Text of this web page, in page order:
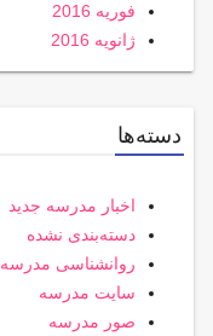
فوریه 2016
ژانویه 2016
دسته‌ها
اخبار مدرسه جدید
دسته‌بندی نشده
روانشناسی مدرسه
سایت مدرسه
صور مدرسه